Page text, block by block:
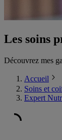
Les soins
Découvrez mes
Accueil
Soins et
Expert